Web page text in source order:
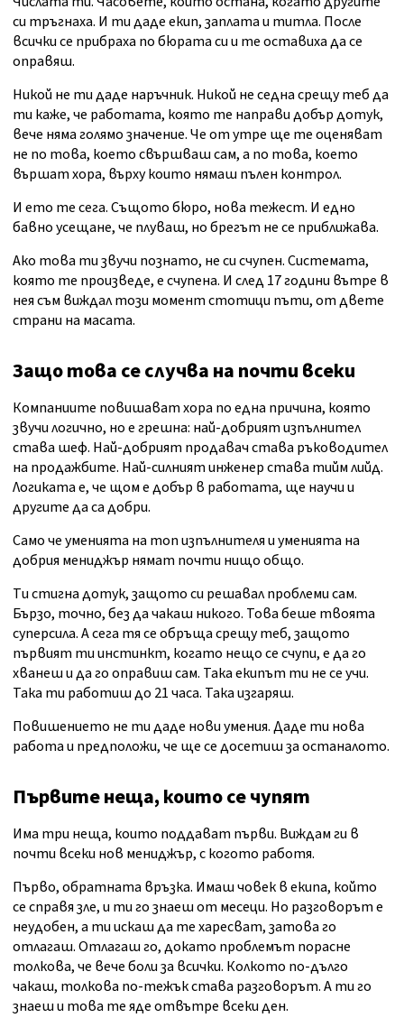
си тръгнаха. И ти даде екип, заплата и титла. После
всички се прибраха по бюрата си и те оставиха да се
оправяш.
Никой не ти даде наръчник. Никой не седна срещу теб да
ти каже, че работата, която те направи добър дотук,
вече няма голямо значение. Че от утре ще те оценяват
не по това, което свършваш сам, а по това, което
вършат хора, върху които нямаш пълен контрол.
И ето те сега. Същото бюро, нова тежест. И едно
бавно усещане, че плуваш, но брегът не се приближава.
Ако това ти звучи познато, не си счупен. Системата,
която те произведе, е счупена. И след 17 години вътре в
нея съм виждал този момент стотици пъти, от двете
страни на масата.
Защо това се случва на почти всеки
Компаниите повишават хора по една причина, която
звучи логично, но е грешна: най-добрият изпълнител
става шеф. Най-добрият продавач става ръководител
на продажбите. Най-силният инженер става тийм лийд.
Логиката е, че щом е добър в работата, ще научи и
другите да са добри.
Само че уменията на топ изпълнителя и уменията на
добрия мениджър нямат почти нищо общо.
Ти стигна дотук, защото си решавал проблеми сам.
Бързо, точно, без да чакаш никого. Това беше твоята
суперсила. А сега тя се обръща срещу теб, защото
първият ти инстинкт, когато нещо се счупи, е да го
хванеш и да го оправиш сам. Така екипът ти не се учи.
Така ти работиш до 21 часа. Така изгаряш.
Повишението не ти даде нови умения. Даде ти нова
работа и предположи, че ще се досетиш за останалото.
Първите неща, които се чупят
Има три неща, които поддават първи. Виждам ги в
почти всеки нов мениджър, с когото работя.
Първо, обратната връзка. Имаш човек в екипа, който
се справя зле, и ти го знаеш от месеци. Но разговорът е
неудобен, а ти искаш да те харесват, затова го
отлагаш. Отлагаш го, докато проблемът порасне
толкова, че вече боли за всички. Колкото по-дълго
чакаш, толкова по-тежък става разговорът. А ти го
знаеш и това те яде отвътре всеки ден.